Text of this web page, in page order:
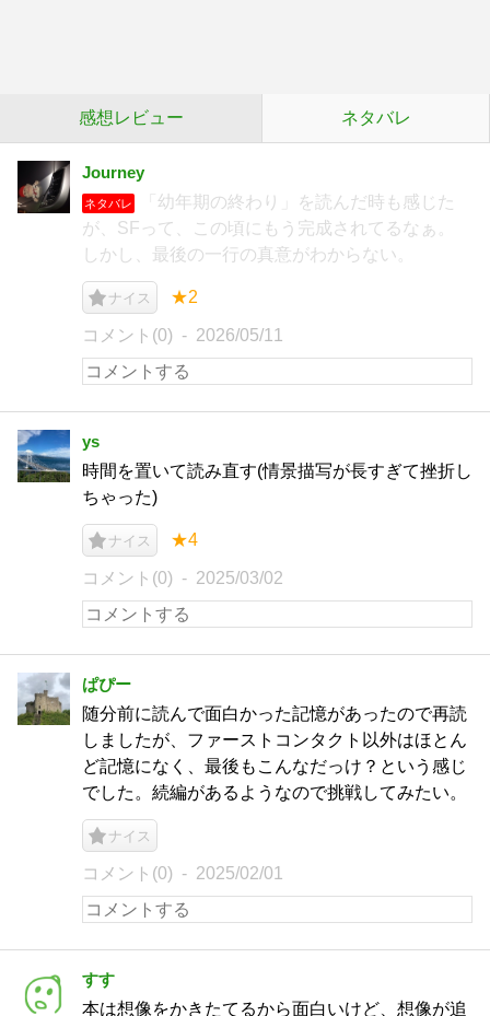
感想レビュー ネタバレ
Journey
ネタバレ
「幼年期の終わり」を読んだ時も感じた
が、SFって、この頃にもう完成されてるなぁ。
しかし、最後の一行の真意がわからない。
ナイス ★2
コメント(0) 2026/05/11
ys
時間を置いて読み直す(情景描写が長すぎて挫折し
ちゃった)
ナイス ★4
コメント(0) 2025/03/02
ぱぴー
随分前に読んで面白かった記憶があったので再読
しましたが、ファーストコンタクト以外はほとん
ど記憶になく、最後もこんなだっけ？という感じ
でした。続編があるようなので挑戦してみたい。
ナイス
コメント(0) 2025/02/01
すす
本は想像をかきたてるから面白いけど、想像が追